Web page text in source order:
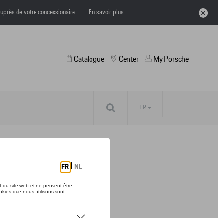
de votre concessionaire. En savoir plus
Catalogue Center My Porsche
FR